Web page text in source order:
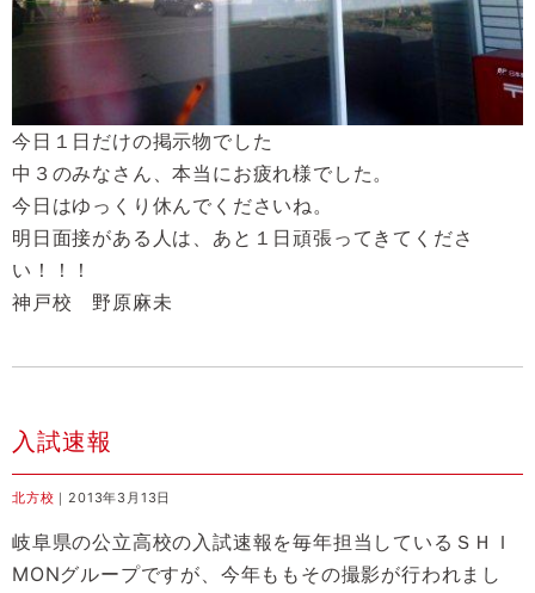
今日１日だけの掲示物でした
中３のみなさん、本当にお疲れ様でした。
今日はゆっくり休んでくださいね。
明日面接がある人は、あと１日頑張ってきてくださ
い！！！
神戸校 野原麻未
入試速報
北方校 ｜2013年3月13日
岐阜県の公立高校の入試速報を毎年担当しているＳＨＩ
MONグループですが、今年ももその撮影が行われまし